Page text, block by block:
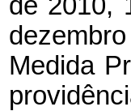
Medida